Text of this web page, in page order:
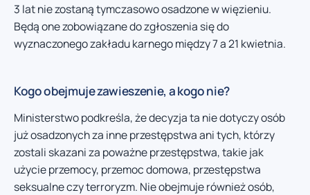
3 lat nie zostaną tymczasowo osadzone w więzieniu.
Będą one zobowiązane do zgłoszenia się do
wyznaczonego zakładu karnego między 7 a 21 kwietnia.
Kogo obejmuje zawieszenie, a kogo nie?
Ministerstwo podkreśla, że decyzja ta nie dotyczy osób
już osadzonych za inne przestępstwa ani tych, którzy
zostali skazani za poważne przestępstwa, takie jak
użycie przemocy, przemoc domowa, przestępstwa
seksualne czy terroryzm. Nie obejmuje również osób,